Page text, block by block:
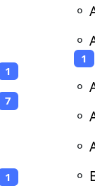
1
7
1
⚬
⚬
1
⚬
⚬
⚬
⚬